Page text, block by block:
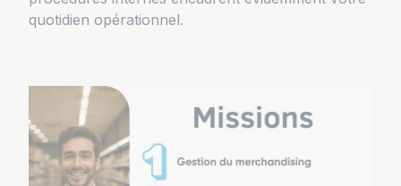
quotidien opérationnel.